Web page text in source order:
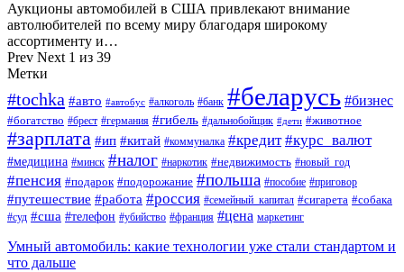
Аукционы автомобилей в США привлекают внимание
автолюбителей по всему миру благодаря широкому
ассортименту и…
Prev Next 1 из 39
Метки
#tochka #авто #автобус #алкоголь #банк #беларусь #бизнес
#богатство #брест #германия #гибель #дальнобойщик #дети #животное
#зарплата #ип #китай #коммуналка #кредит #курс_валют
#медицина #минск #налог #наркотик #недвижимость #новый_год
#пенсия #подарок #подорожание #польша #пособие #приговор
#путешествие #работа #россия #семейный_капитал #сигарета #собака
#суд #сша #телефон #убийство #франция #цена маркетинг
Умный автомобиль: какие технологии уже стали стандартом и
что дальше